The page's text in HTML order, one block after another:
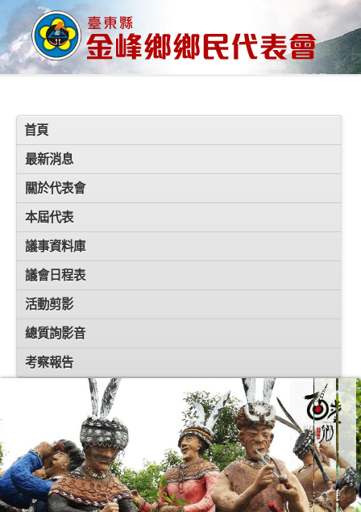
首頁
最新消息
關於代表會
本屆代表
議事資料庫
議會日程表
活動剪影
總質詢影音
考察報告